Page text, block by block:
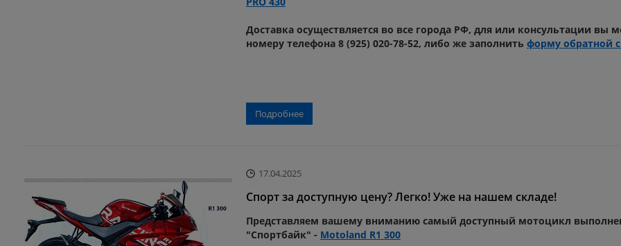
Доставка осуществляется во все города РФ, для или консультации вы
номеру телефона 8 (925) 020-78-52, либо же заполнить форму обратной
Подробнее
17.04.2025
Спорт за доступную цену? Легко! Уже на нашем складе!
Представляем вашему вниманию самый доступный мотоцикл
"Спортбайк" - Motoland R1 300